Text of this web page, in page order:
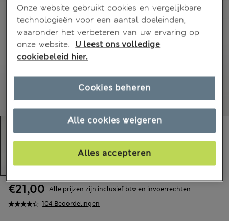
104 Beoordelingen
€21,00 Alle prijzen zijn inclusief btw en invoerrechten
Onze website gebruikt cookies en vergelijkbare
technologieën voor een aantal doeleinden,
waaronder het verbeteren van uw ervaring op
onze website.
U leest ons volledige
cookiebeleid hier.
Alle cookies weigeren
Alles accepteren
Cookies beheren